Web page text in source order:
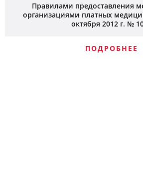
Правилами предоставления
организациями платных
октября 2012 г. №
ПОДРОБНЕЕ